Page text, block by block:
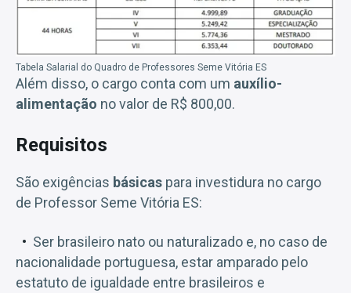
Tabela Salarial do Quadro de Professores Seme Vitória ES
Além disso, o cargo conta com um auxílio-
alimentação no valor de R$ 800,00.
Requisitos
São exigências básicas para investidura no cargo
de Professor Seme Vitória ES:
Ser brasileiro nato ou naturalizado e, no caso de
nacionalidade portuguesa, estar amparado pelo
estatuto de igualdade entre brasileiros e